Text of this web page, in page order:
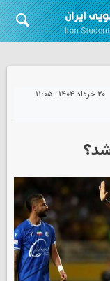
۲۰ خرداد ۱۴۰۴ - ۱۱:۰۵